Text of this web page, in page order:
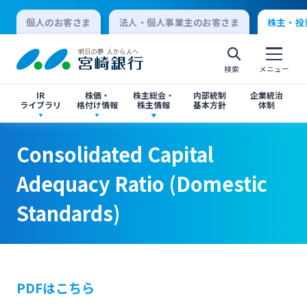
個人のお客さま 法人・個人事業主のお客さま 株主・
検索 メニュー
IR
ライブラリ
株価・
格付け情報
株主総会・
株主情報
内部統制
基本方針
企業統治
体制
決算短信
有価証券報告書・四半期報告書
IR関連ニュースリリース
投資家向け説明会資料
株価情報
格付け情報
株主総会のご案内
中間配当のご案内
Consolidated Capital Adequacy Ratio
(Domestic Standards)
Consolidated Capital Adequacy Ratio
(Domestic Standards)
個人向けインターネットバンキング
Consolidated Capital
Adequacy Ratio (Domestic
Standards)
PDFはこちら